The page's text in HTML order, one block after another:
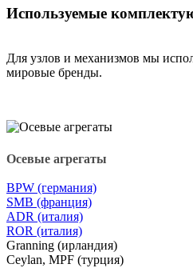
Используемые
Для узлов и механизмов мы
мировые бренды.
Осевые агрегаты
BPW (германия)
SMB (франция)
ADR (италия)
ROR (италия)
Granning (ирландия)
Ceylan, MPF (турция)